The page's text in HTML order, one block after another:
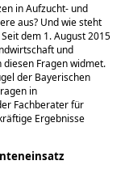
in Aufzucht- und
aus? Und wie steht
dem 1. August 2015
und
diesen Fragen widmet.
der Bayerischen
in
Fachberater für
Ergebnisse